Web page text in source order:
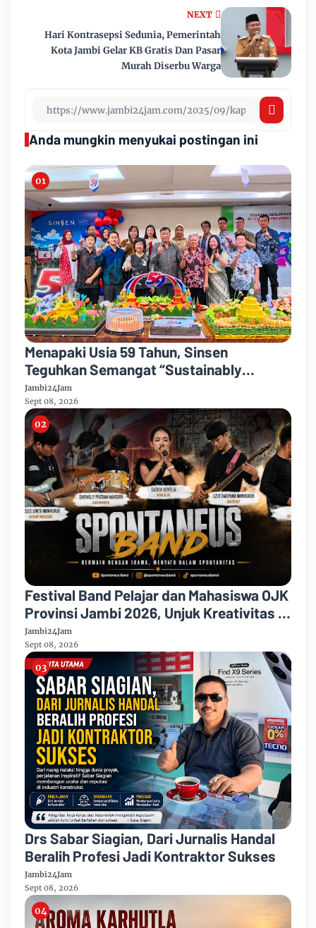
NEXT
Hari Kontrasepsi Sedunia, Pemerintah
Kota Jambi Gelar KB Gratis Dan Pasar
Murah Diserbu Warga
Anda mungkin menyukai postingan ini
Menapaki Usia 59 Tahun, Sinsen
Teguhkan Semangat “Sustainably
Growing”
Jambi24Jam
Sept 08, 2026
Festival Band Pelajar dan Mahasiswa OJK
Provinsi Jambi 2026, Unjuk Kreativitas di
Taman Banjuran Budayo, Spontaneus
Band Raih Juara 2
Jambi24Jam
Sept 08, 2026
Drs Sabar Siagian, Dari Jurnalis Handal
Beralih Profesi Jadi Kontraktor Sukses
Jambi24Jam
Sept 08, 2026